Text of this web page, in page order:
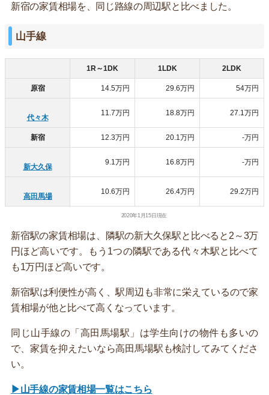
新宿の家賃相場を、同じ路線の周辺駅と比べました。
山手線
1R～1DK 1LDK 2LDK
原宿 14.5万円 29.6万円 54万円
代々木
11.7万円 18.8万円 27.1万円
新宿 12.3万円 20.1万円 -万円
新大久保
9.1万円 16.8万円 -万円
高田馬場
10.6万円 26.4万円 29.2万円
2020年1月15日現在
新宿駅の家賃相場は、隣駅の新大久保駅と比べると2～3万
円ほど高いです。もう1つの隣駅である代々木駅と比べて
も1万円ほど高いです。
新宿駅は利便性が高く、駅周辺も非常に栄えているので家
賃相場が他と比べて高くなっています。
同じ山手線の「高田馬場駅」は学生向けの物件も多いの
で、家賃を抑えたいなら高田馬場駅も検討してみてくださ
い。
▶山手線の家賃相場一覧はこちら